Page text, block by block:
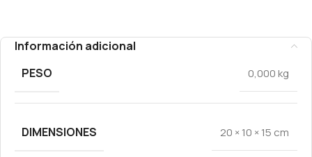
Información adicional
PESO
0,000 kg
DIMENSIONES 20 × 10 × 15 cm